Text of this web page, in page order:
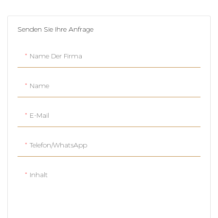
Senden Sie Ihre Anfrage
Name Der Firma
Name
E-Mail
Telefon/WhatsApp
Inhalt